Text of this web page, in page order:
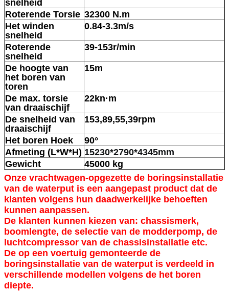
snelheid
Roterende Torsie 32300 N.m
Het winden
snelheid
0.84-3.3m/s
Roterende
snelheid
39-153r/min
De hoogte van
het boren van
toren
15m
De max. torsie
van draaischijf
22kn·m
De snelheid van
draaischijf
153,89,55,39rpm
Het boren Hoek
90°
Afmeting (L*W*H) 15230*2790*4345mm
Gewicht
45000 kg
Onze vrachtwagen-opgezette de boringsinstallatie
van de waterput is een aangepast product dat de
klanten volgens hun daadwerkelijke behoeften
kunnen aanpassen.
De klanten kunnen kiezen van: chassismerk,
boomlengte, de selectie van de modderpomp, de
luchtcompressor van de chassisinstallatie etc.
De op een voertuig gemonteerde de
boringsinstallatie van de waterput is verdeeld in
verschillende modellen volgens de het boren
diepte.